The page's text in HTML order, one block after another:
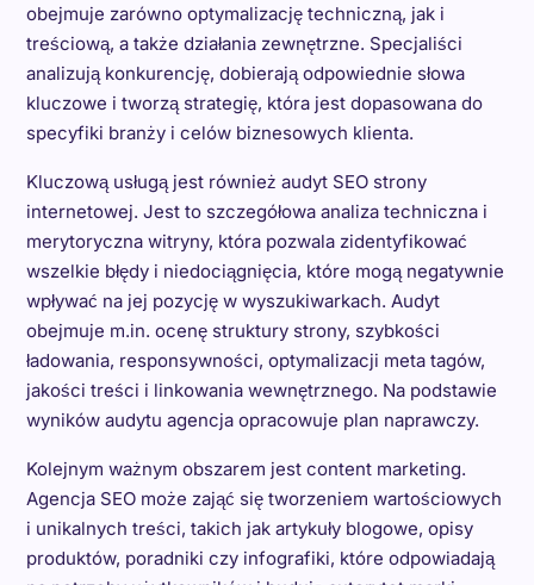
obejmuje zarówno optymalizację techniczną, jak i
treściową, a także działania zewnętrzne. Specjaliści
analizują konkurencję, dobierają odpowiednie słowa
kluczowe i tworzą strategię, która jest dopasowana do
specyfiki branży i celów biznesowych klienta.
Kluczową usługą jest również audyt SEO strony
internetowej. Jest to szczegółowa analiza techniczna i
merytoryczna witryny, która pozwala zidentyfikować
wszelkie błędy i niedociągnięcia, które mogą negatywnie
wpływać na jej pozycję w wyszukiwarkach. Audyt
obejmuje m.in. ocenę struktury strony, szybkości
ładowania, responsywności, optymalizacji meta tagów,
jakości treści i linkowania wewnętrznego. Na podstawie
wyników audytu agencja opracowuje plan naprawczy.
Kolejnym ważnym obszarem jest content marketing.
Agencja SEO może zająć się tworzeniem wartościowych
i unikalnych treści, takich jak artykuły blogowe, opisy
produktów, poradniki czy infografiki, które odpowiadają